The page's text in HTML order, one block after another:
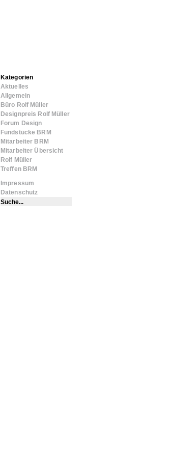
Kategorien
Aktuelles
Allgemein
Büro Rolf Müller
Designpreis Rolf Müller
Forum Design
Fundstücke BRM
Mitarbeiter BRM
Mitarbeiter Übersicht
Rolf Müller
Treffen BRM
Impressum
Datenschutz